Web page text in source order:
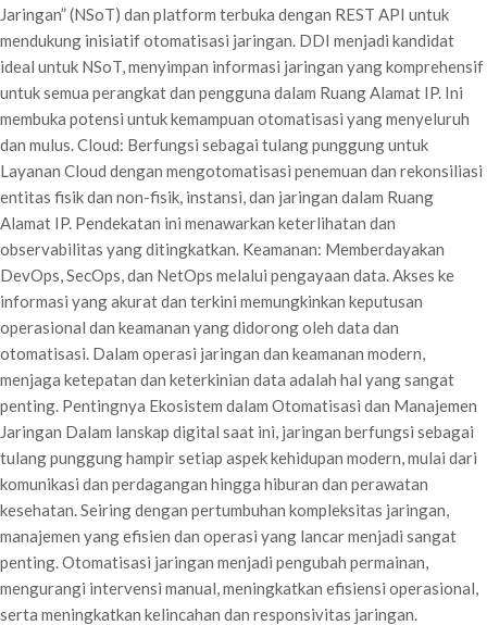
Jaringan” (NSoT) dan platform terbuka dengan REST API untuk
mendukung inisiatif otomatisasi jaringan. DDI menjadi kandidat
ideal untuk NSoT, menyimpan informasi jaringan yang komprehensif
untuk semua perangkat dan pengguna dalam Ruang Alamat IP. Ini
membuka potensi untuk kemampuan otomatisasi yang menyeluruh
dan mulus. Cloud: Berfungsi sebagai tulang punggung untuk
Layanan Cloud dengan mengotomatisasi penemuan dan rekonsiliasi
entitas fisik dan non-fisik, instansi, dan jaringan dalam Ruang
Alamat IP. Pendekatan ini menawarkan keterlihatan dan
observabilitas yang ditingkatkan. Keamanan: Memberdayakan
DevOps, SecOps, dan NetOps melalui pengayaan data. Akses ke
informasi yang akurat dan terkini memungkinkan keputusan
operasional dan keamanan yang didorong oleh data dan
otomatisasi. Dalam operasi jaringan dan keamanan modern,
menjaga ketepatan dan keterkinian data adalah hal yang sangat
penting. Pentingnya Ekosistem dalam Otomatisasi dan Manajemen
Jaringan Dalam lanskap digital saat ini, jaringan berfungsi sebagai
tulang punggung hampir setiap aspek kehidupan modern, mulai dari
komunikasi dan perdagangan hingga hiburan dan perawatan
kesehatan. Seiring dengan pertumbuhan kompleksitas jaringan,
manajemen yang efisien dan operasi yang lancar menjadi sangat
penting. Otomatisasi jaringan menjadi pengubah permainan,
mengurangi intervensi manual, meningkatkan efisiensi operasional,
serta meningkatkan kelincahan dan responsivitas jaringan.